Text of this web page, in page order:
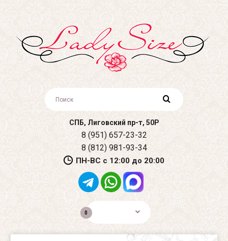
СПБ, Лиговский пр-т, 50Р
8 (951) 657-23-32
8 (812) 981-93-34
ПН-ВС с 12:00 до 20:00
0